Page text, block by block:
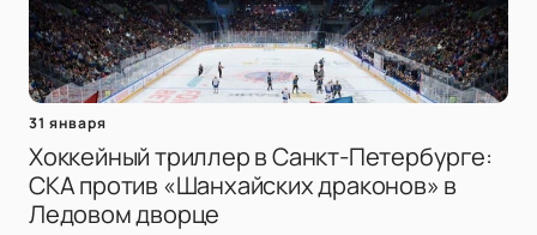
31 января
Хоккейный триллер в Санкт-Петербурге:
СКА против «Шанхайских драконов» в
Ледовом дворце